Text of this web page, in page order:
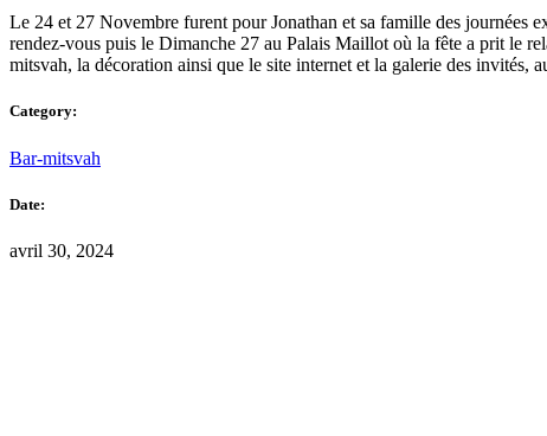
Le 24 et 27 Novembre furent pour Jonathan et sa famille des journées
rendez-vous puis le Dimanche 27 au Palais Maillot où la fête a prit le
mitsvah, la décoration ainsi que le site internet et la galerie des invités,
Category:
Bar-mitsvah
Date:
avril 30, 2024